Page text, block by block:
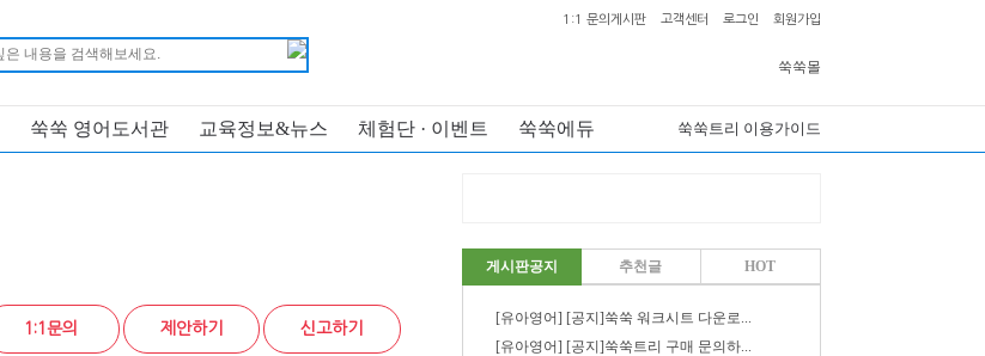
1:1 문의게시판 고객센터 로그인 회원가입
쑥쑥몰
쑥쑥 영어도서관 교육정보&뉴스 체험단 · 이벤트 쑥쑥에듀 쑥쑥트리 이용가이드
1:1문의 제안하기 신고하기
게시판공지 추천글 HOT
[유아영어] [공지]쑥쑥 워크시트 다운로...
[유아영어] [공지]쑥쑥트리 구매 문의하...